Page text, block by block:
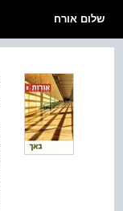
שלום אורח